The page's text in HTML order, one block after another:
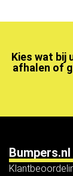
Kies wat bij
afhalen of
Bumpers.nl